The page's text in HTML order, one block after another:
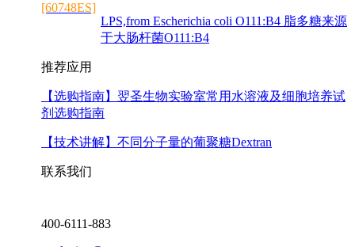
[60748ES]
LPS,from Escherichia coli O111:B4 脂多糖来源
于大肠杆菌O111:B4
推荐应用
【选购指南】 翌圣生物实验室常用水溶液及细胞培养试
剂选购指南
【技术讲解】 不同分子量的葡聚糖Dextran
联系我们
400-6111-883